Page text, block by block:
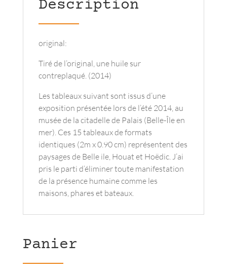
Description
original:
Tiré de l’original, une huile sur
contreplaqué. (2014)
Les tableaux suivant sont issus d’une
exposition présentée lors de l’été 2014, au
musée de la citadelle de Palais (Belle-Île en
mer). Ces 15 tableaux de formats
identiques (2m x 0.90 cm) représentent des
paysages de Belle ile, Houat et Hoëdic. J’ai
pris le parti d’éliminer toute manifestation
de la présence humaine comme les
maisons, phares et bateaux.
Panier